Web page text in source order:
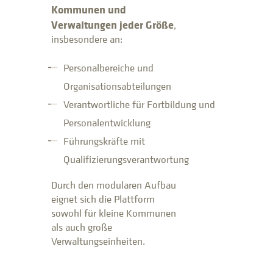
Kommunen und
Verwaltungen jeder Größe,
insbesondere an:
Personalbereiche und
Organisationsabteilungen
Verantwortliche für Fortbildung und
Personalentwicklung
Führungskräfte mit
Qualifizierungsverantwortung
Durch den modularen Aufbau
eignet sich die Plattform
sowohl für kleine Kommunen
als auch große
Verwaltungseinheiten.